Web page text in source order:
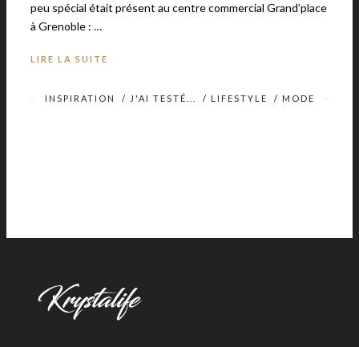
peu spécial était présent au centre commercial Grand’place
à Grenoble : …
LIRE LA SUITE
INSPIRATION / J'AI TESTÉ... / LIFESTYLE / MODE